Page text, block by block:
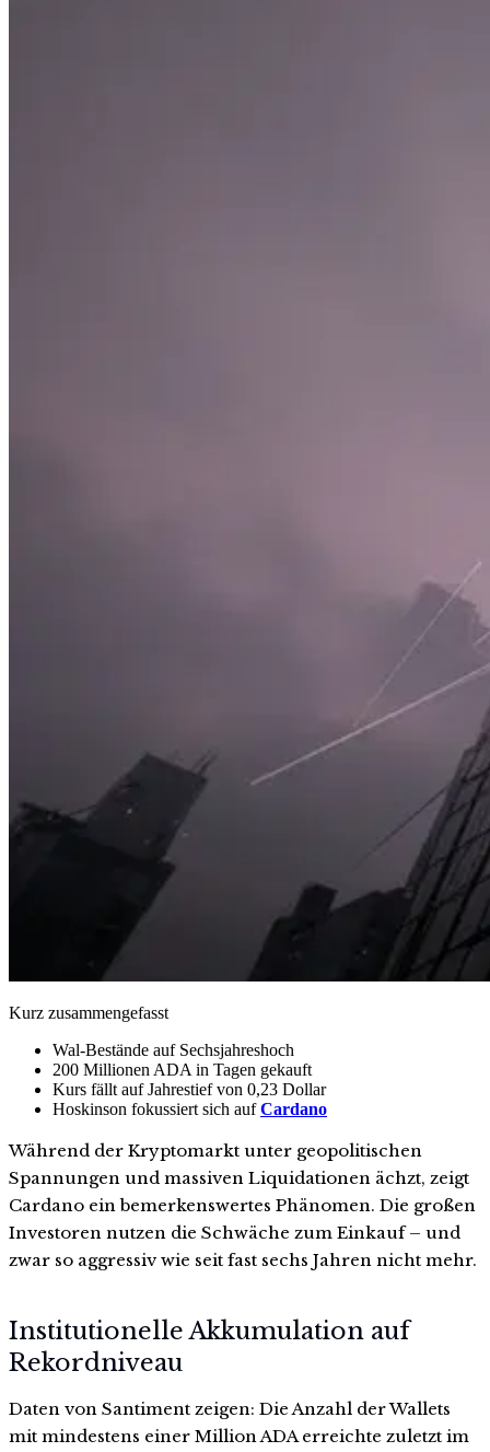
Kurz zusammengefasst
Wal-Bestände auf Sechsjahreshoch
200 Millionen ADA in Tagen gekauft
Kurs fällt auf Jahrestief von 0,23 Dollar
Hoskinson fokussiert sich aufCardano
Während der Kryptomarkt unter geopolitischen
Spannungen und massiven Liquidationen ächzt, zeigt
Cardano ein bemerkenswertes Phänomen. Die großen
Investoren nutzen die Schwäche zum Einkauf – und
zwar so aggressiv wie seit fast sechs Jahren nicht mehr.
Institutionelle Akkumulation auf
Rekordniveau
Daten von Santiment zeigen: Die Anzahl der Wallets
mit mindestens einer Million ADA erreichte zuletzt im